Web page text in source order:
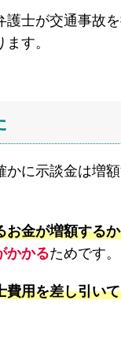
護士が交通事故
す。
かに示談金は増
お金が増額する
かかるためです。
費用を差し引い